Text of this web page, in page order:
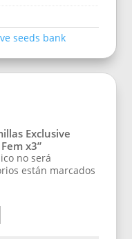
seeds bank
Exclusive
x3”
no será
están marcados